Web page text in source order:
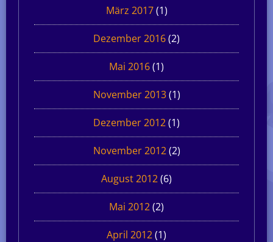
März 2017(1)
Dezember 2016(2)
Mai 2016(1)
November 2013(1)
Dezember 2012(1)
November 2012(2)
August 2012(6)
Mai 2012(2)
April 2012(1)